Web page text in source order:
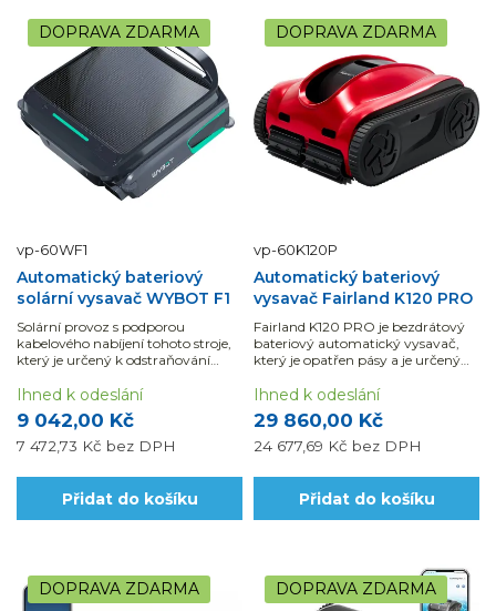
DOPRAVA ZDARMA
vp-60WF1
Automatický bateriový
solární vysavač WYBOT F1
Solární provoz s podporou
kabelového nabíjení tohoto stroje,
který je určený k odstraňování
9 042,00 Kč
7 472,73 Kč bez DPH
Ihned k odeslání
Přidat do košíku
DOPRAVA ZDARMA
vp-60K120P
Automatický bateriový
vysavač Fairland K120 PRO
Fairland K120 PRO je bezdrátový
bateriový automatický vysavač,
který je opatřen pásy a je určený
rozměrem 8 x 15 m.
29 860,00 Kč
24 677,69 Kč bez DPH
Ihned k odeslání
Přidat do košíku
DOPRAVA ZDARMA DOPRAVA ZDARMA